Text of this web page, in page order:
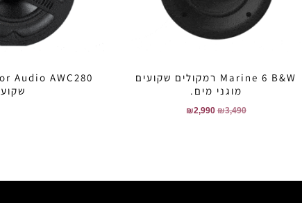
Marine 6 B&W רמקולים שקועים
מוגני מים.
₪3,490
₪2,990
שקוע